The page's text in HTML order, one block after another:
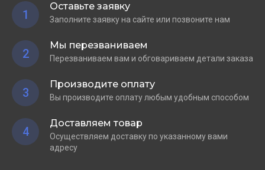
1
Оставьте заявку
Заполните заявку на сайте или позвоните нам
2
Мы перезваниваем
Перезваниваем вам и обговариваем детали заказа
3
Производите оплату
Вы производите оплату любым удобным способом
4
Доставляем товар
Осуществляем доставку по указанному вами
адресу